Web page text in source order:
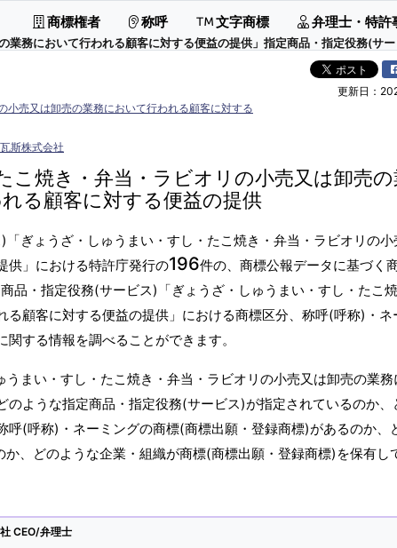
業務において行われる顧客に対する便益の提供」指定商品・指定役務(サ
商標権者 称呼 文字商標 弁理士・特許
小売又は卸売の業務において行われる顧客に対する
斯株式会社
更新日：
こ焼き・弁当・ラビオリの小売又は卸売
る顧客に対する便益の提供
ぎょうざ・しゅうまい・すし・たこ焼き・弁当・ラビオリの小
供」における特許庁発行の196件の、商標公報データに基づく
品・指定役務(サービス)「ぎょうざ・しゅうまい・すし・たこ
顧客に対する便益の提供」における商標区分、称呼(呼称)・ネ
する情報を調べることができます。
まい・すし・たこ焼き・弁当・ラビオリの小売又は卸売の業務
ような指定商品・指定役務(サービス)が指定されているのか、
呼(呼称)・ネーミングの商標(商標出願・登録商標)があるのか、
、どのような企業・組織が商標(商標出願・登録商標)を保有し
CEO/弁理士